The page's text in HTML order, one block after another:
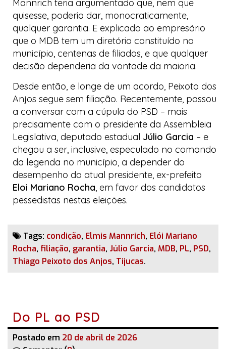
Mannrich teria argumentado que, nem que
quisesse, poderia dar, monocraticamente,
qualquer garantia. E explicado ao empresário
que o MDB tem um diretório constituído no
município, centenas de filiados, e que qualquer
decisão dependeria da vontade da maioria.
Desde então, e longe de um acordo, Peixoto dos
Anjos segue sem filiação. Recentemente, passou
a conversar com a cúpula do PSD – mais
precisamente com o presidente da Assembleia
Legislativa, deputado estadual Júlio Garcia – e
chegou a ser, inclusive, especulado no comando
da legenda no município, a depender do
desempenho do atual presidente, ex-prefeito
Eloi Mariano Rocha, em favor dos candidatos
pessedistas nestas eleições.
Tags: condição, Elmis Mannrich, Elói Mariano
Rocha, filiação, garantia, Júlio Garcia, MDB, PL, PSD,
Thiago Peixoto dos Anjos, Tijucas.
Do PL ao PSD
Postado em 20 de abril de 2026